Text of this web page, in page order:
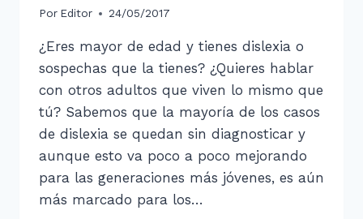
Por Editor 24/05/2017
¿Eres mayor de edad y tienes dislexia o
sospechas que la tienes? ¿Quieres hablar
con otros adultos que viven lo mismo que
tú? Sabemos que la mayoría de los casos
de dislexia se quedan sin diagnosticar y
aunque esto va poco a poco mejorando
para las generaciones más jóvenes, es aún
más marcado para los…